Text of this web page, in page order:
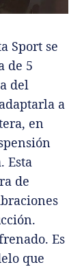
Sport se
de 5
del
a
en
Esta
de
Es
que